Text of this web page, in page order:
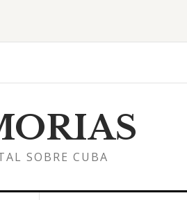
SOBRE CUBA